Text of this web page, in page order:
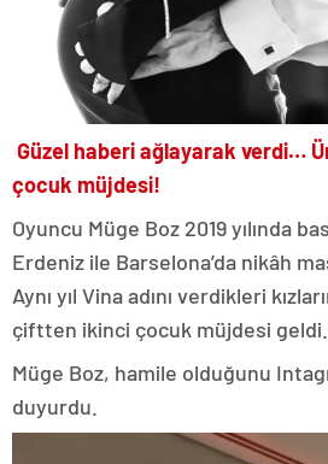
Güzel haberi ağlayarak verdi…
çocuk müjdesi!
Oyuncu Müge Boz 2019 yılında
Erdeniz ile Barselona’da nikâh
Aynı yıl Vina adını verdikleri
çiftten ikinci çocuk müjdesi geldi.
Müge Boz, hamile olduğunu
duyurdu.